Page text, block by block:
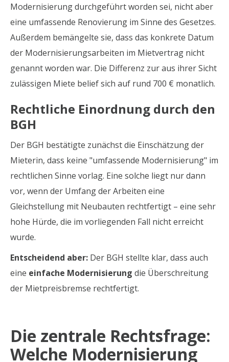
Modernisierung durchgeführt worden sei, nicht aber
eine umfassende Renovierung im Sinne des Gesetzes.
Außerdem bemängelte sie, dass das konkrete Datum
der Modernisierungsarbeiten im Mietvertrag nicht
genannt worden war. Die Differenz zur aus ihrer Sicht
zulässigen Miete belief sich auf rund 700 € monatlich.
Rechtliche Einordnung durch den
BGH
Der BGH bestätigte zunächst die Einschätzung der
Mieterin, dass keine "umfassende Modernisierung" im
rechtlichen Sinne vorlag. Eine solche liegt nur dann
vor, wenn der Umfang der Arbeiten eine
Gleichstellung mit Neubauten rechtfertigt – eine sehr
hohe Hürde, die im vorliegenden Fall nicht erreicht
wurde.
Entscheidend aber: Der BGH stellte klar, dass auch
eine einfache Modernisierung die Überschreitung
der Mietpreisbremse rechtfertigt.
Die zentrale Rechtsfrage:
Welche Modernisierung